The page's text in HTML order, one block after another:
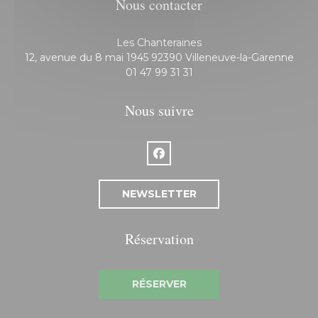
Nous contacter
Les Chanteraines
12, avenue du 8 mai 1945 92390 Villeneuve-la-Garenne
01 47 99 31 31
Nous suivre
Facebook ((ouvre une nouvelle
NEWSLETTER
Réservation
RÉSERVER